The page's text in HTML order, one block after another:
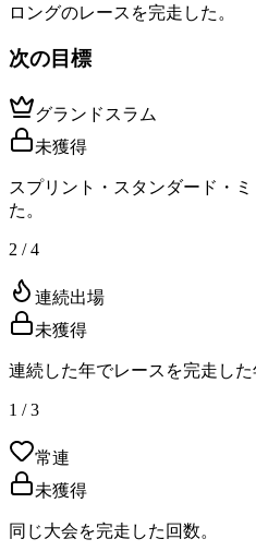
ロングのレースを完走した。
次の目標
グランドスラム
未獲得
スプリント・スタンダード・
た。
2 / 4
連続出場
未獲得
連続した年でレースを完走した
1 / 3
常連
未獲得
同じ大会を完走した回数。